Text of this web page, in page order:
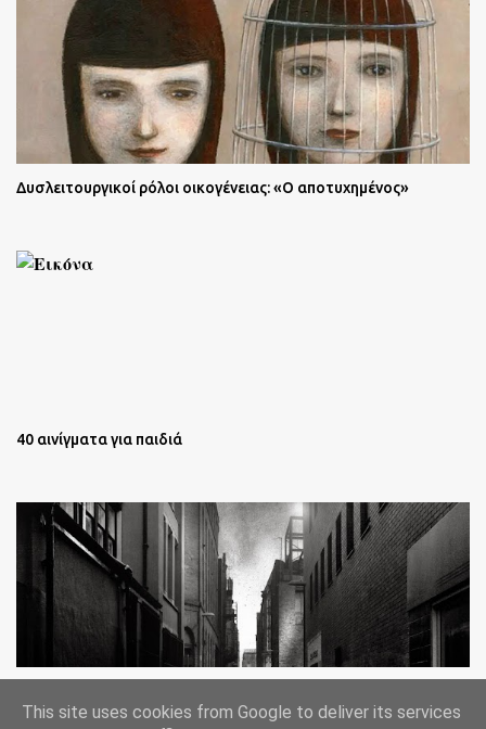
Δυσλειτουργικοί ρόλοι οικογένειας: «Ο αποτυχημένος»
40 αινίγματα για παιδιά
This site uses cookies from Google to deliver its services